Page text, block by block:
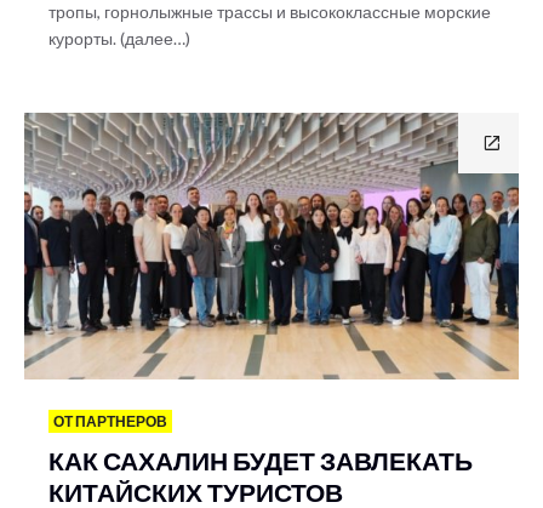
тропы, горнолыжные трассы и высококлассные морские
курорты. (далее…)
ОТ ПАРТНЕРОВ
КАК САХАЛИН БУДЕТ ЗАВЛЕКАТЬ
КИТАЙСКИХ ТУРИСТОВ